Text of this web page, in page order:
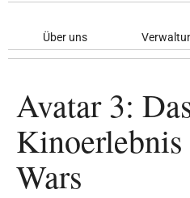
Über uns
Avatar 3:
Kinoerlebnis
Wars